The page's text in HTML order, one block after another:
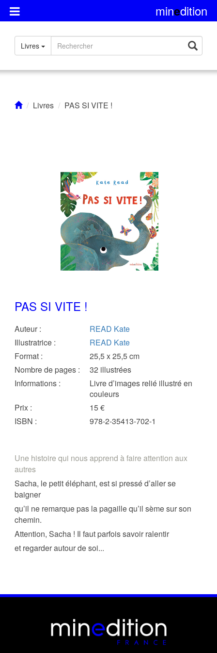
minedition
Rights
Contact
Livres
Livres PAS SI VITE !
PAS SI VITE !
Auteur :
READ Kate
Illustratrice :
READ Kate
Format :
25,5 x 25,5 cm
Nombre de pages :
32 illustrées
Informations :
Livre d’images relié illustré en
couleurs
Prix :
15 €
ISBN : 978-2-35413-702-1
Une histoire qui nous apprend à faire attention aux
autres
Sacha, le petit éléphant, est si pressé d’aller se
baigner
qu’il ne remarque pas la pagaille qu’il sème sur son
chemin.
Attention, Sacha ! Il faut parfois savoir ralentir
et regarder autour de soi...